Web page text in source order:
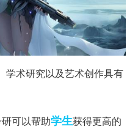
学术研究以及艺术创作具有
可以帮助学生获得更高的